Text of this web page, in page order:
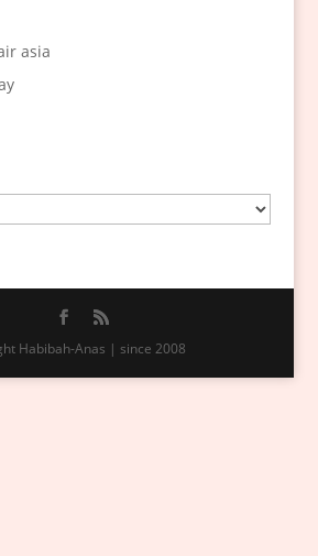
asia
Habibah-Anas | since 2008